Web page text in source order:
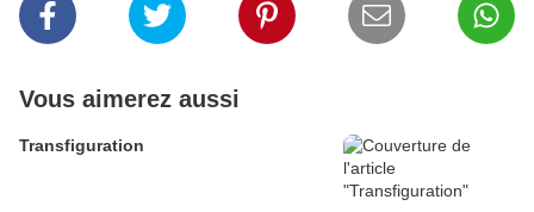
Vous aimerez aussi
Transfiguration